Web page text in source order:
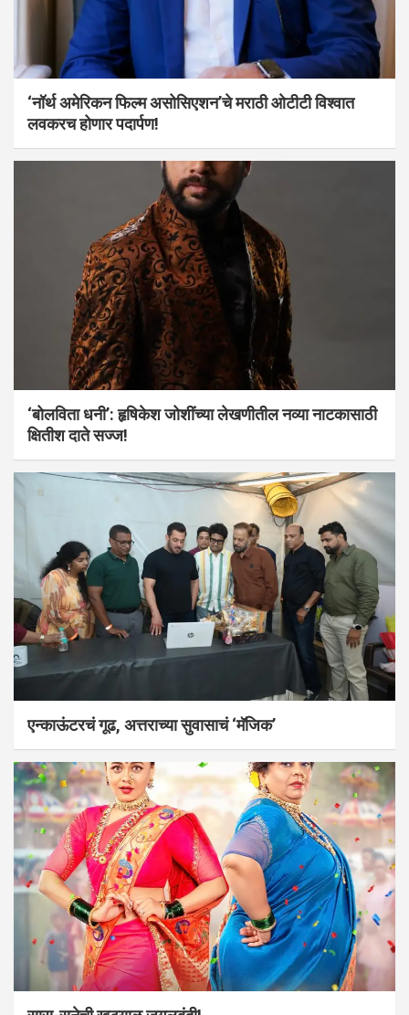
‘नॉर्थ अमेरिकन फिल्म असोसिएशन’चे मराठी ओटीटी विश्वात
लवकरच होणार पदार्पण!
‘बोलविता धनी’: हृषिकेश जोशींच्या लेखणीतील नव्या नाटकासाठी
क्षितीश दाते सज्ज!
एन्काऊंटरचं गूढ, अत्तराच्या सुवासाचं ‘मॅजिक’